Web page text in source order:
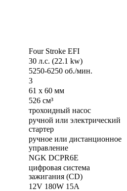
Four Stroke EFI
30 л.с. (22.1 kw)
5250-6250 об./мин.
3
61 x 60 мм
526 см³
трохоидный насос
ручной или электрический
стартер
ручное или дистанционное
управление
NGK DCPR6E
цифровая система
зажигания (CD)
12V 180W 15A